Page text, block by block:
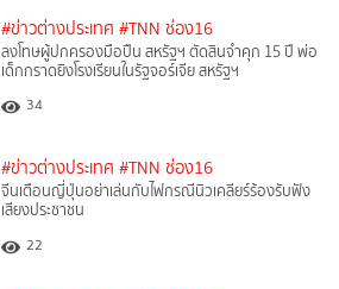
#ข่าวต่างประเทศ #TNN ช่อง16
ลงโทษผู้ปกครองมือปืน สหรัฐฯ ตัดสินจำคุก 15 ปี พ่อ
เด็กกราดยิงโรงเรียนในรัฐจอร์เจีย สหรัฐฯ
34
#ข่าวต่างประเทศ #TNN ช่อง16
จีนเตือนญี่ปุ่นอย่าเล่นกับไฟกรณีนิวเคลียร์ร้องรับฟัง
เสียงประชาชน
22